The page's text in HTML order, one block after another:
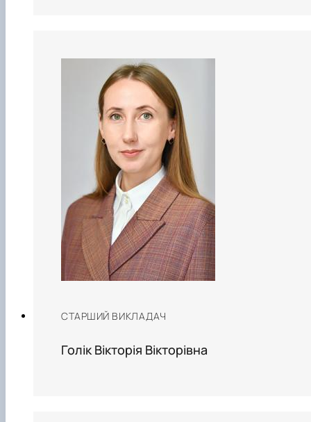
СТАРШИЙ ВИКЛАДАЧ
Голік Вікторія Вікторівна